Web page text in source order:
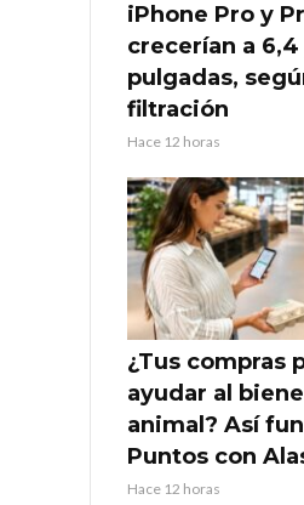
iPhone Pro y
crecerían a 6,4
pulgadas,
filtración
Hace 12 horas
¿Tus compras
ayudar al
animal? Así
Puntos con
Hace 12 horas